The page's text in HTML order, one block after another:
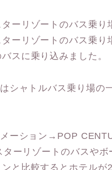
ーリゾートのバス乗り
ーリゾートのバス乗り
スに乗り込みました。
シャトルバス乗り場の
ーション→POP
ーリゾートのバスやボ
と比較するとホテルが